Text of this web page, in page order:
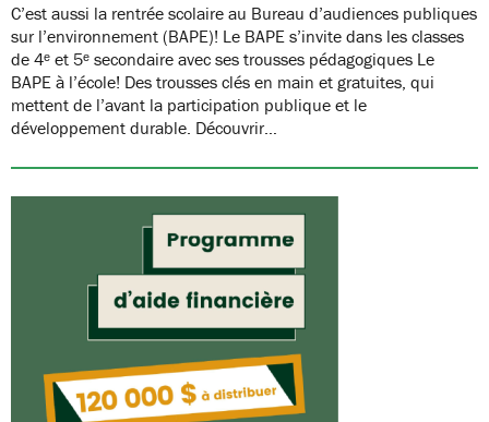
C’est aussi la rentrée scolaire au Bureau d’audiences publiques
sur l’environnement (BAPE)! Le BAPE s’invite dans les classes
de 4ᵉ et 5ᵉ secondaire avec ses trousses pédagogiques Le
BAPE à l’école! Des trousses clés en main et gratuites, qui
mettent de l’avant la participation publique et le
développement durable. Découvrir…